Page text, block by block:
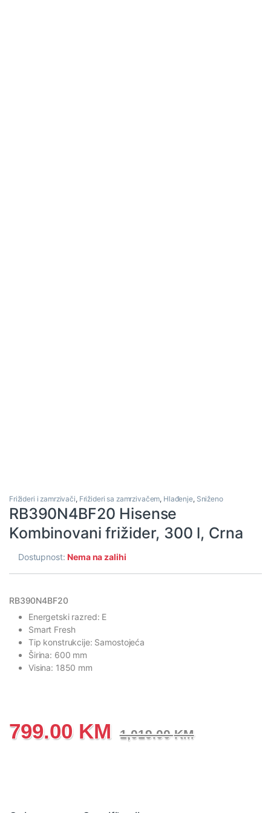
Frižideri i zamrzivači, Frižideri sa zamrzivačem, Hlađenje, Sniženo
RB390N4BF20 Hisense
Kombinovani frižider, 300 l, Crna
Dostupnost:Nema na zalihi
RB390N4BF20
Energetski razred: E
Smart Fresh
Tip konstrukcije: Samostojeća
Širina: 600 mm
Visina: 1850 mm
799.00 KM 1,019.00KM